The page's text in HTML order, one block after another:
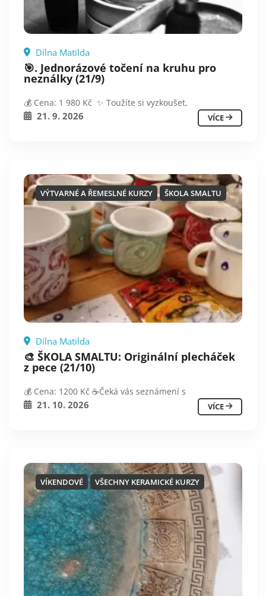
Dílna Matilda
🎯. Jednorázové točení na kruhu pro
neználky (21/9)
💰 Cena: 1 980 Kč ✨ Toužíte si vyzkoušet,
21. 9. 2026 VÍCE
VÝTVARNÉ A ŘEMESLNÉ KURZY ŠKOLA SMALTU
Dílna Matilda
🎨 ŠKOLA SMALTU: Originální plecháček
z pece (21/10)
💰 Cena: 1200 Kč ☕️Čeká vás seznámení s
21. 10. 2026 VÍCE
VÍKENDOVÉ VŠECHNY KERAMICKÉ KURZY